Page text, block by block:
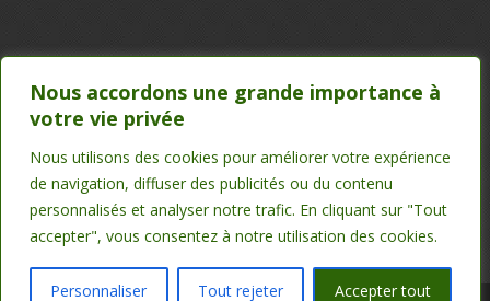
Nous accordons une grande importance à
votre vie privée
Nous utilisons des cookies pour améliorer votre expérience
de navigation, diffuser des publicités ou du contenu
personnalisés et analyser notre trafic. En cliquant sur "Tout
accepter", vous consentez à notre utilisation des cookies.
Personnaliser Tout rejeter Accepter tout
CONTACT
TEL : 20 22 39 24 , 75 50 00 26